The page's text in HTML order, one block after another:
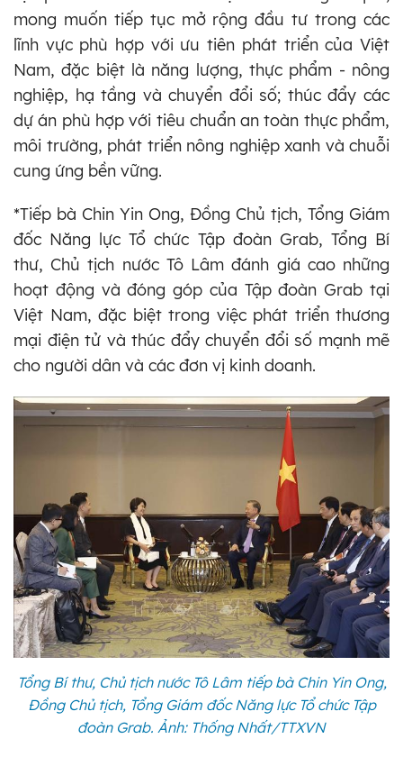
mong muốn tiếp tục mở rộng đầu tư trong các
lĩnh vực phù hợp với ưu tiên phát triển của Việt
Nam, đặc biệt là năng lượng, thực phẩm - nông
nghiệp, hạ tầng và chuyển đổi số; thúc đẩy các
dự án phù hợp với tiêu chuẩn an toàn thực phẩm,
môi trường, phát triển nông nghiệp xanh và chuỗi
cung ứng bền vững.
*Tiếp bà Chin Yin Ong, Đồng Chủ tịch, Tổng Giám
đốc Năng lực Tổ chức Tập đoàn Grab, Tổng Bí
thư, Chủ tịch nước Tô Lâm đánh giá cao những
hoạt động và đóng góp của Tập đoàn Grab tại
Việt Nam, đặc biệt trong việc phát triển thương
mại điện tử và thúc đẩy chuyển đổi số mạnh mẽ
cho người dân và các đơn vị kinh doanh.
Tổng Bí thư, Chủ tịch nước Tô Lâm tiếp bà Chin Yin Ong,
Đồng Chủ tịch, Tổng Giám đốc Năng lực Tổ chức Tập
đoàn Grab. Ảnh: Thống Nhất/TTXVN